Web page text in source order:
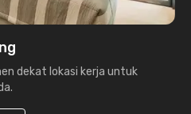
dekat lokasi kerja untuk